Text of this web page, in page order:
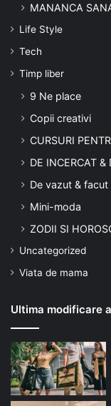
MANANCA
Life Style
Tech
Timp liber
9 Ne place
Copii creativi
CURSURI
DE INCERCAT &
De vazut & facut
Mini-moda
ZODII SI
Uncategorized
Viata de mama
Ultima modificare